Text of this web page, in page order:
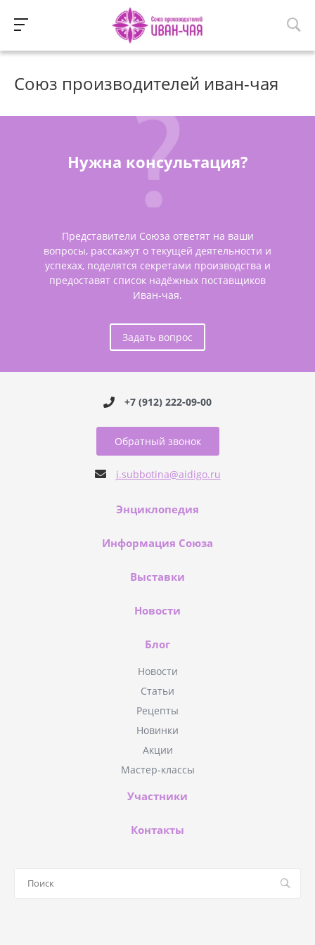
Союз производителей иван-чая
Нужна консультация?
Представители Союза ответят на ваши
вопросы, расскажут о текущей деятельности и
успехах, поделятся секретами производства и
предоставят список надёжных поставщиков
Иван-чая.
Задать вопрос
+7 (912) 222-09-00
Обратный звонок
j.subbotina@aidigo.ru
Энциклопедия
Информация Союза
Выставки
Новости
Блог
Новости
Статьи
Рецепты
Новинки
Акции
Мастер-классы
Участники
Контакты